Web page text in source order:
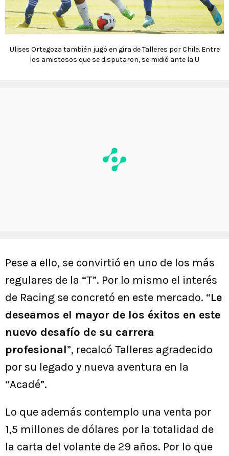
Ulises Ortegoza también jugó en gira de Talleres por Chile. Entre
los amistosos que se disputaron, se midió ante la U
Pese a ello, se convirtió en uno de los más
regulares de la “T”. Por lo mismo el interés
de Racing se concretó en este mercado. “Le
deseamos el mayor de los éxitos en este
nuevo desafío de su carrera
profesional”, recalcó Talleres agradecido
por su legado y nueva aventura en la
“Acadé”.
Lo que además contemplo una venta por
1,5 millones de dólares por la totalidad de
la carta del volante de 29 años. Por lo que